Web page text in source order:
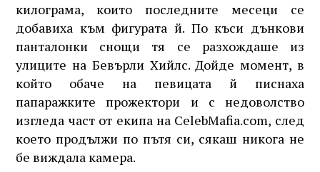
килограма, които последните месеци се
добавиха към фигурата й. По къси дънкови
панталонки снощи тя се разхождаше из
улиците на Бевърли Хийлс. Дойде момент, в
който обаче на певицата й писнаха
папаражките прожектори и с недоволство
изгледа част от екипа на CelebMafia.com, след
което продължи по пътя си, сякаш никога не
бе виждала камера.